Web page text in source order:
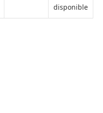
disponible